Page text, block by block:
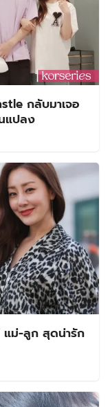
กลับมาเจอ
แปลง
แม่-ลูก สุดน่ารัก